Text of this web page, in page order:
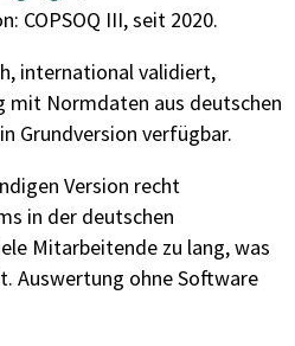
COPSOQ III, seit 2020.
international validiert,
mit Normdaten aus deutschen
Grundversion verfügbar.
Version recht
in der deutschen
Mitarbeitende zu lang, was
Auswertung ohne Software